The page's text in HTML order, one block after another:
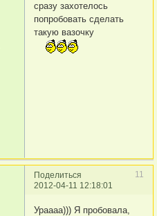
сразу захотелось
попробовать сделать
такую вазочку
Поделиться
11
2012-04-11 12:18:01
Ураааа))) Я пробовала,